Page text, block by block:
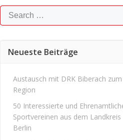
Search
for:
Neueste Beiträge
Austausch mit DRK Biberach
Region
50 Interessierte und
Sportvereinen aus dem
Berlin